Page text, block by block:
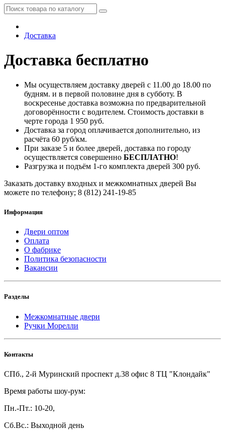
Доставка
Доставка бесплатно
Мы осуществляем доставку дверей с 11.00 до 18.00 по
будням. и в первой половине дня в субботу. В
воскресенье доставка возможна по предварительной
договорённости с водителем. Стоимость доставки в
черте города 1 950 руб.
Доставка за город оплачивается дополнительно, из
расчёта 60 руб/км.
При заказе 5 и более дверей, доставка по городу
осуществляется совершенно БЕСПЛАТНО!
Разгрузка и подъём 1-го комплекта дверей 300 руб.
Заказать доставку входных и межкомнатных дверей Вы
можете по телефону; 8 (812) 241-19-85
Информация
Двери оптом
Оплата
О фабрике
Политика безопасности
Вакансии
Разделы
Межкомнатные двери
Ручки Морелли
Контакты
СПб., 2-й Муринский проспект д.38 офис 8 ТЦ "Клондайк"
Время работы шоу-рум:
Пн.-Пт.: 10-20,
Сб.Вс.: Выходной день